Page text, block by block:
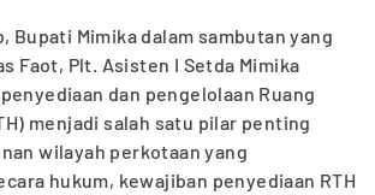
Bupati Mimika dalam sambutan yang
Faot, Plt. Asisten I Setda Mimika
dan pengelolaan Ruang
menjadi salah satu pilar penting
wilayah perkotaan yang
hukum, kewajiban penyediaan RTH